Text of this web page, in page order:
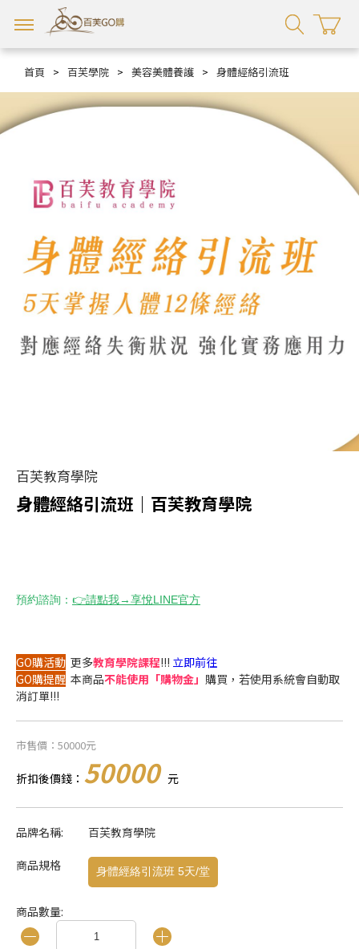
首頁 > 百芙學院 > 美容美體養護 > 身體經絡引流班
百芙教育學院
身體經絡引流班｜百芙教育學院
預約諮詢： 👉請點我→享悅LINE官方
GO購活動 更多教育學院課程!!! 立即前往
GO購提醒 本商品不能使用「購物金」 購買，若使用系統會自動取
消訂單!!!
市售價：50000元
折扣後價錢： 50000 元
品牌名稱: 百芙教育學院
商品規格 身體經絡引流班 5天/堂
商品數量: